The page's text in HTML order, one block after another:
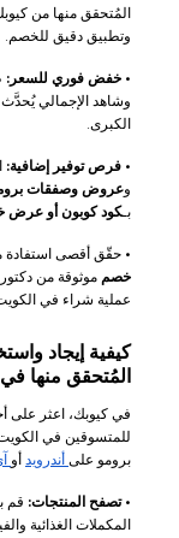
المُتحقق منها من
وتطبيق دقيق للخصم.
• خفض فوري للسعر:
وشاهد الإجمالي
الكبرى.
• فرص توفير إضافية:
وعروض وصفقات
بـكود كوبون أو عرض
• حقّق أقصى استفادة
خصم موثوقة من
عملية شراء في
كيفية إيجاد
المُتحقق منها
في كيوبك، اعثر على
للمتسوقين في
برومو على أندرويد أو
•تصفح المنتجات: قم
المكملات الغذائية